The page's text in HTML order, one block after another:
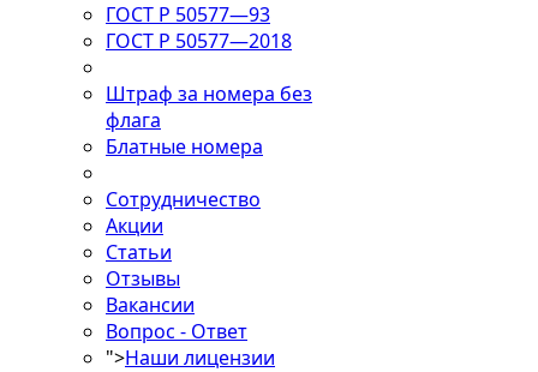
ГОСТ Р 50577—93
ГОСТ Р 50577—2018
Штраф за номера без
флага
Блатные номера
Сотрудничество
Акции
Статьи
Отзывы
Вакансии
Вопрос - Ответ
">Наши лицензии